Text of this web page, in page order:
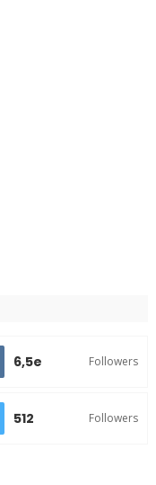
6,5e Followers
512 Followers